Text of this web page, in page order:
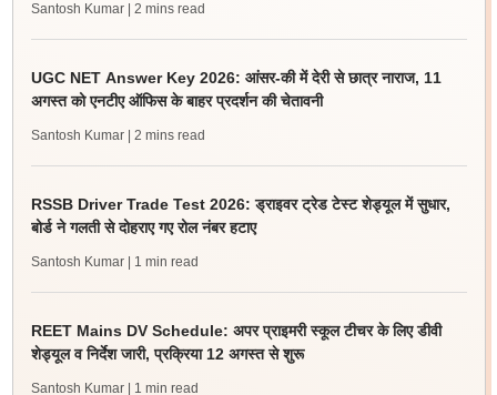
Santosh Kumar | 2 mins read
UGC NET Answer Key 2026: आंसर-की में देरी से छात्र नाराज, 11
अगस्त को एनटीए ऑफिस के बाहर प्रदर्शन की चेतावनी
Santosh Kumar | 2 mins read
RSSB Driver Trade Test 2026: ड्राइवर ट्रेड टेस्ट शेड्यूल में सुधार,
बोर्ड ने गलती से दोहराए गए रोल नंबर हटाए
Santosh Kumar | 1 min read
REET Mains DV Schedule: अपर प्राइमरी स्कूल टीचर के लिए डीवी
शेड्यूल व निर्देश जारी, प्रक्रिया 12 अगस्त से शुरू
Santosh Kumar | 1 min read